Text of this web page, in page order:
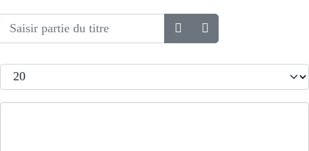
Saisir partie du titre
Afficher #